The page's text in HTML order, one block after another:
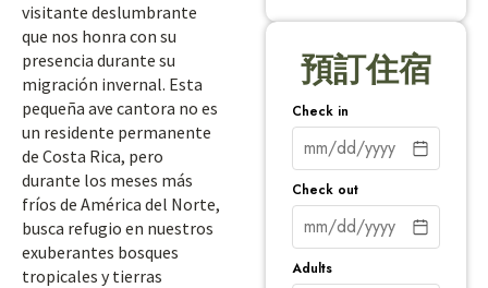
visitante deslumbrante
que nos honra con su
presencia durante su
migración invernal. Esta
pequeña ave cantora no es
un residente permanente
de Costa Rica, pero
durante los meses más
fríos de América del Norte,
busca refugio en nuestros
exuberantes bosques
tropicales y tierras
預訂住宿
Check in
Check out
Adults